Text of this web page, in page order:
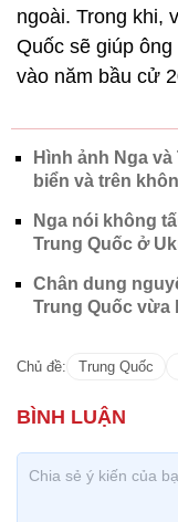
ngoài. Trong khi,
Quốc sẽ giúp
vào năm bầu cử
Hình ảnh Nga
biển và trên
Nga nói không
Trung Quốc ở
Chân dung
Trung Quốc vừa
Chủ đề: Trung Quốc